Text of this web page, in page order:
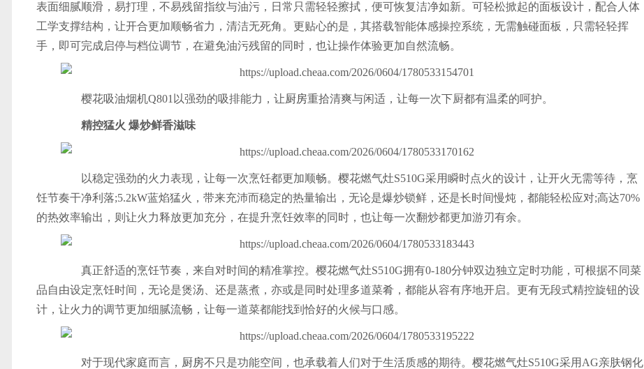
表面细腻顺滑，易打理，不易残留指纹与油污，日常只需轻轻擦拭，便可恢复洁净如新。可轻松掀起的面板设计，配合人体
工学支撑结构，让开合更加顺畅省力，清洁无死角。更贴心的是，其搭载智能体感操控系统，无需触碰面板，只需轻轻挥
手，即可完成启停与档位调节，在避免油污残留的同时，也让操作体验更加自然流畅。
樱花吸油烟机Q801以强劲的吸排能力，让厨房重拾清爽与闲适，让每一次下厨都有温柔的呵护。
精控猛火 爆炒鲜香滋味
以稳定强劲的火力表现，让每一次烹饪都更加顺畅。樱花燃气灶S510G采用瞬时点火的设计，让开火无需等待，烹
饪节奏干净利落;5.2kW蓝焰猛火，带来充沛而稳定的热量输出，无论是爆炒锁鲜，还是长时间慢炖，都能轻松应对;高达70%
的热效率输出，则让火力释放更加充分，在提升烹饪效率的同时，也让每一次翻炒都更加游刃有余。
真正舒适的烹饪节奏，来自对时间的精准掌控。樱花燃气灶S510G拥有0-180分钟双边独立定时功能，可根据不同菜
品自由设定烹饪时间，无论是煲汤、还是蒸煮，亦或是同时处理多道菜肴，都能从容有序地开启。更有无段式精控旋钮的设
计，让火力的调节更加细腻流畅，让每一道菜都能找到恰好的火候与口感。
对于现代家庭而言， 厨房不只是功能空间，也承载着人们对于生活质感的期待。樱花燃气灶S510G采用AG亲肤钢化